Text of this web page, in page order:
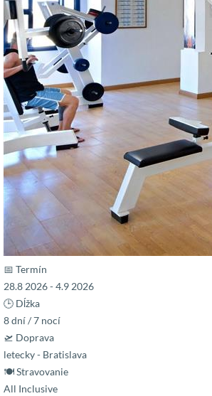
📅 Termín
28.8 2026 - 4.9 2026
🕒 Dĺžka
8 dní / 7 nocí
🛫 Doprava
letecky - Bratislava
🍽 Stravovanie
All Inclusive